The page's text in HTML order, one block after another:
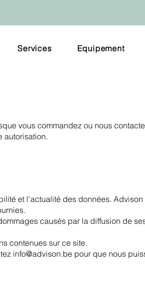
Services Equipement
vous commandez ou nous
autorisation.
et l'actualité des données.
causés par la diffusion de
contenues sur ce site.
info@advison.be pour que nous